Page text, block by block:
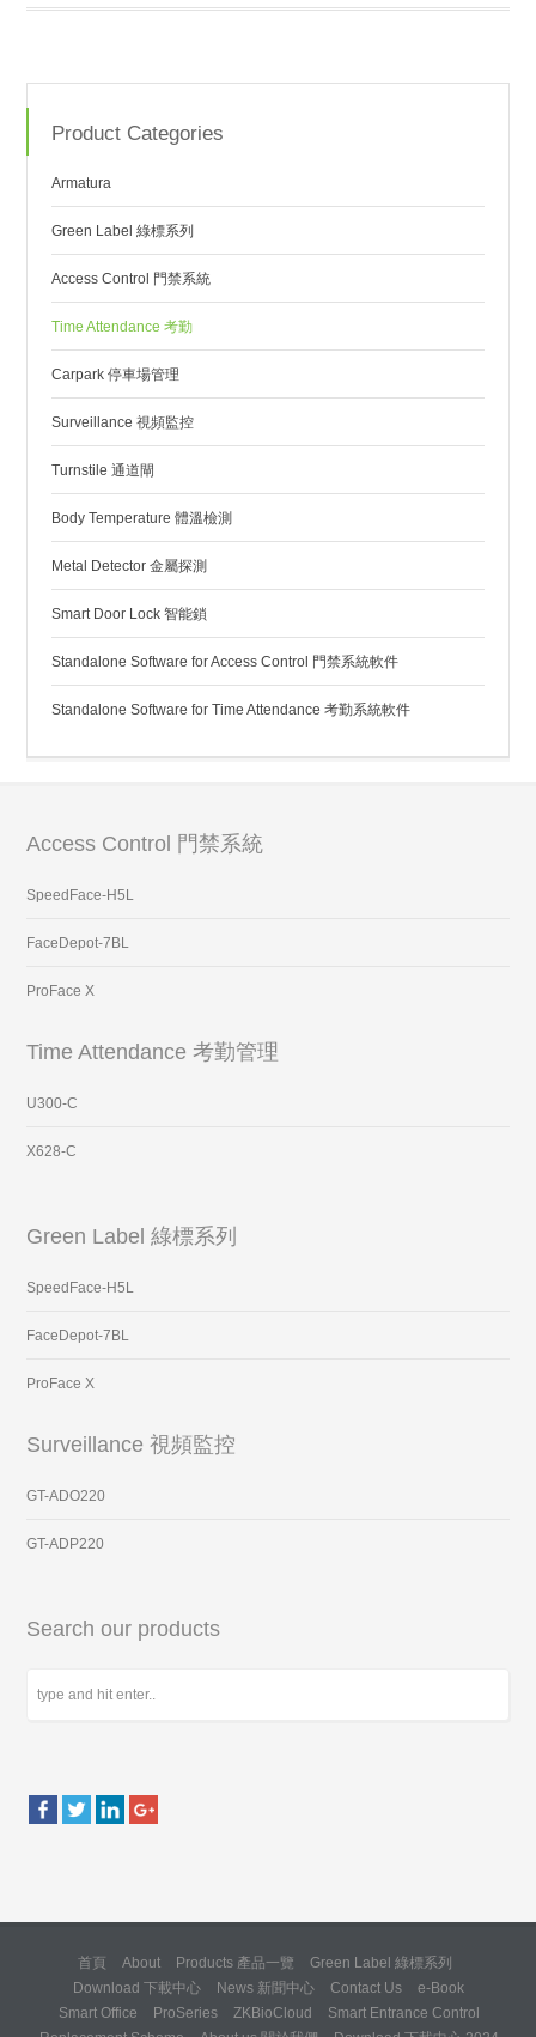
Product Categories
Armatura
Green Label 綠標系列
Access Control 門禁系統
Time Attendance 考勤
Carpark 停車場管理
Surveillance 視頻監控
Turnstile 通道閘
Body Temperature 體溫檢測
Metal Detector 金屬探測
Smart Door Lock 智能鎖
Standalone Software for Access Control 門禁系統軟件
Standalone Software for Time Attendance 考勤系統軟件
Access Control 門禁系統
SpeedFace-H5L
FaceDepot-7BL
ProFace X
Time Attendance 考勤管理
U300-C
X628-C
Green Label 綠標系列
SpeedFace-H5L
FaceDepot-7BL
ProFace X
Surveillance 視頻監控
GT-ADO220
GT-ADP220
Search our products
首頁 About Products 產品一覽
Green Label 綠標系列
Download 下載中心
News 新聞中心 Contact Us
e-Book
Smart Office
ProSeries ZKBioCloud
Smart Entrance Control